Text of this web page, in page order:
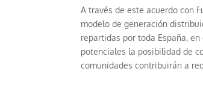
A través de este acuerdo con
modelo de generación
repartidas por toda España,
potenciales la posibilidad de
comunidades contribuirán a